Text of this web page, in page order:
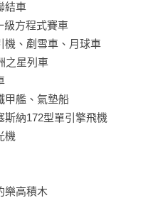
結車
級方程式賽車
機、剷雪車、月球車
之星列車
甲艦、氣墊船
斯納172型單引擎飛機
機
樂高積木